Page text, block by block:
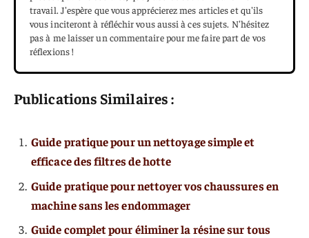
travail. J'espère que vous apprécierez mes articles et qu'ils
vous inciteront à réfléchir vous aussi à ces sujets. N'hésitez
pas à me laisser un commentaire pour me faire part de vos
réflexions !
Publications Similaires :
Guide pratique pour un nettoyage simple et
efficace des filtres de hotte
Guide pratique pour nettoyer vos chaussures en
machine sans les endommager
Guide complet pour éliminer la résine sur tous